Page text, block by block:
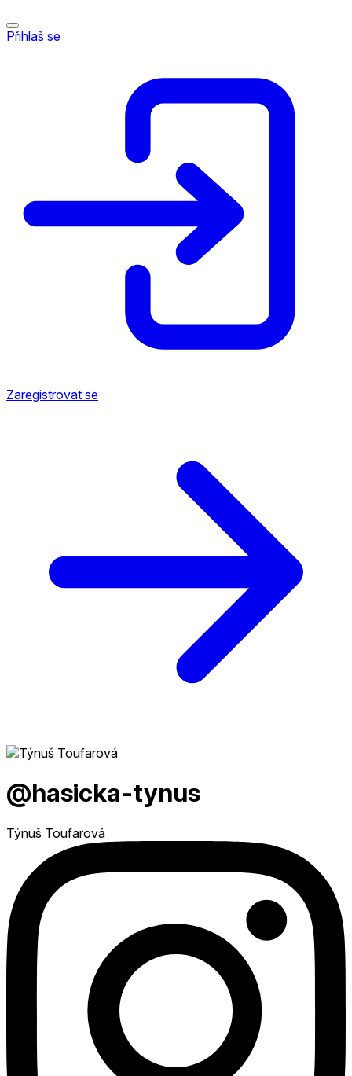
Přihlaš se
Zaregistrovat se
@hasicka-tynus
Týnuš Toufarová